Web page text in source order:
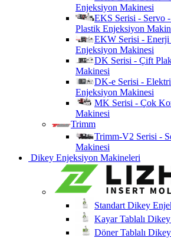
Enjeksiyon Makinesi
EKS Serisi - Servo
Plastik Enjeksiyon
EKW Serisi - Enerji
Enjeksiyon Makinesi
DK Serisi - Çift
Makinesi
DK-e Serisi -
Enjeksiyon Makinesi
MK Serisi - Çok
Makinesi
Trimm
Trimm-V2 Serisi -
Makinesi
Dikey Enjeksiyon Makineleri
Standart Dikey
Kayar Tablalı
Döner Tablalı